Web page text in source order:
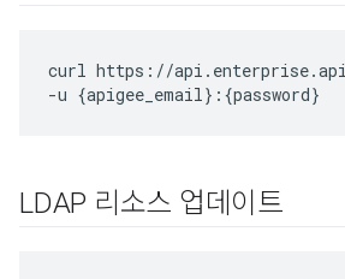
curl https://
-u {apigee_email}:{password}
LDAP 리소스 업데이트